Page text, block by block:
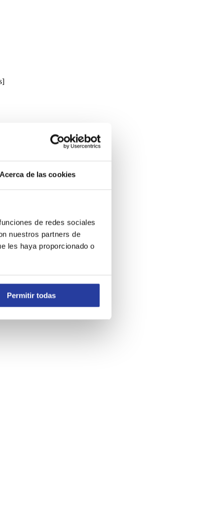
Acerca de las cookies
de redes sociales
nuestros partners de
les haya proporcionado o
Permitir todas